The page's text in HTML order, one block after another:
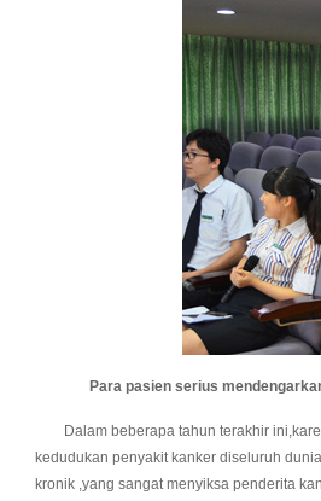
Para pasien serius mende
Dalam beberapa tahun terakhir
kedudukan penyakit kanker diseluruh
kronik ,yang sangat menyiksa penderita